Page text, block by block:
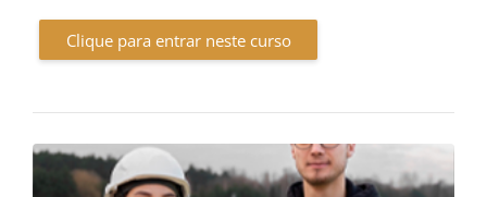
Clique para entrar neste curso